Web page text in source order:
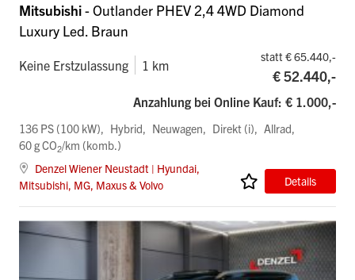
Mitsubishi- Outlander PHEV 2,4 4WD Diamond
Luxury Led. Braun
Keine Erstzulassung 1 km
statt € 65.440,-
€ 52.440,-
Anzahlung bei Online Kauf: € 1.000,-
136 PS (100 kW) Hybrid Neuwagen Direkt (i)
Allrad
60 g CO2/km (komb.)
Denzel Wiener Neustadt | Hyundai,
Mitsubishi, MG, Maxus & Volvo
Details